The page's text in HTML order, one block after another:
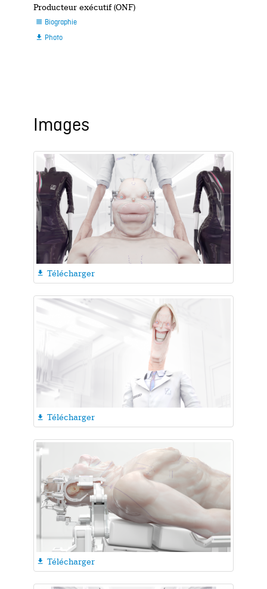
Producteur exécutif (ONF)
 Biographie
 Photo
Images
 Télécharger
 Télécharger
 Télécharger